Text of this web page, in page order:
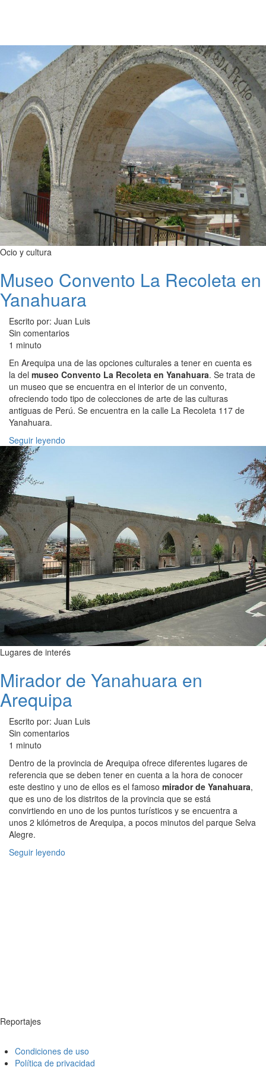
Ocio y cultura
Museo Convento La Recoleta en
Yanahuara
Escrito por: Juan Luis
Sin comentarios
1 minuto
En Arequipa una de las opciones culturales a tener en cuenta es
la del museo Convento La Recoleta en Yanahuara. Se trata de
un museo que se encuentra en el interior de un convento,
ofreciendo todo tipo de colecciones de arte de las culturas
antiguas de Perú. Se encuentra en la calle La Recoleta 117 de
Yanahuara.
Seguir leyendo
Lugares de interés
Mirador de Yanahuara en
Arequipa
Escrito por: Juan Luis
Sin comentarios
1 minuto
Dentro de la provincia de Arequipa ofrece diferentes lugares de
referencia que se deben tener en cuenta a la hora de conocer
este destino y uno de ellos es el famoso mirador de Yanahuara,
que es uno de los distritos de la provincia que se está
convirtiendo en uno de los puntos turísticos y se encuentra a
unos 2 kilómetros de Arequipa, a pocos minutos del parque Selva
Alegre.
Seguir leyendo
Reportajes
Condiciones de uso
Política de privacidad